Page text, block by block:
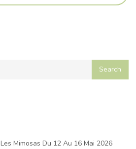
Mimosas Du 12 Au 16 Mai 2026